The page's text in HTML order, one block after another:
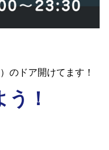
のドア開けてます！
！